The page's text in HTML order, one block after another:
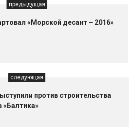
предыдущая
«Морской десант – 2016»
следующая
против строительства
«Балтика»